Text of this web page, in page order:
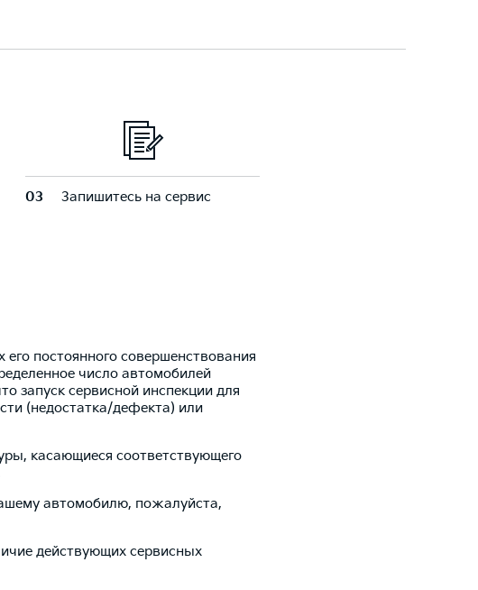
03 Запишитесь на сервис
постоянного совершенствования
число автомобилей
запуск сервисной инспекции для
(недостатка/дефекта) или
касающиеся соответствующего
автомобилю, пожалуйста,
действующих сервисных